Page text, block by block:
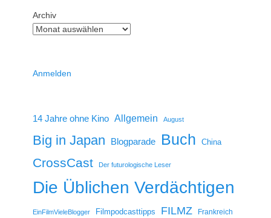
Archiv
Anmelden
14 Jahre ohne Kino Allgemein August
Big in Japan Blogparade Buch China
CrossCast Der futurologische Leser
Die Üblichen Verdächtigen
EinFilmVieleBlogger Filmpodcasttipps FILMZ
Frankreich